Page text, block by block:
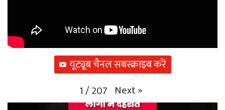
यूट्यूब चैनल सबस्क्राइब करें
1/207 Next»